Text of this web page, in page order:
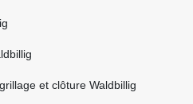
et clôture Waldbillig